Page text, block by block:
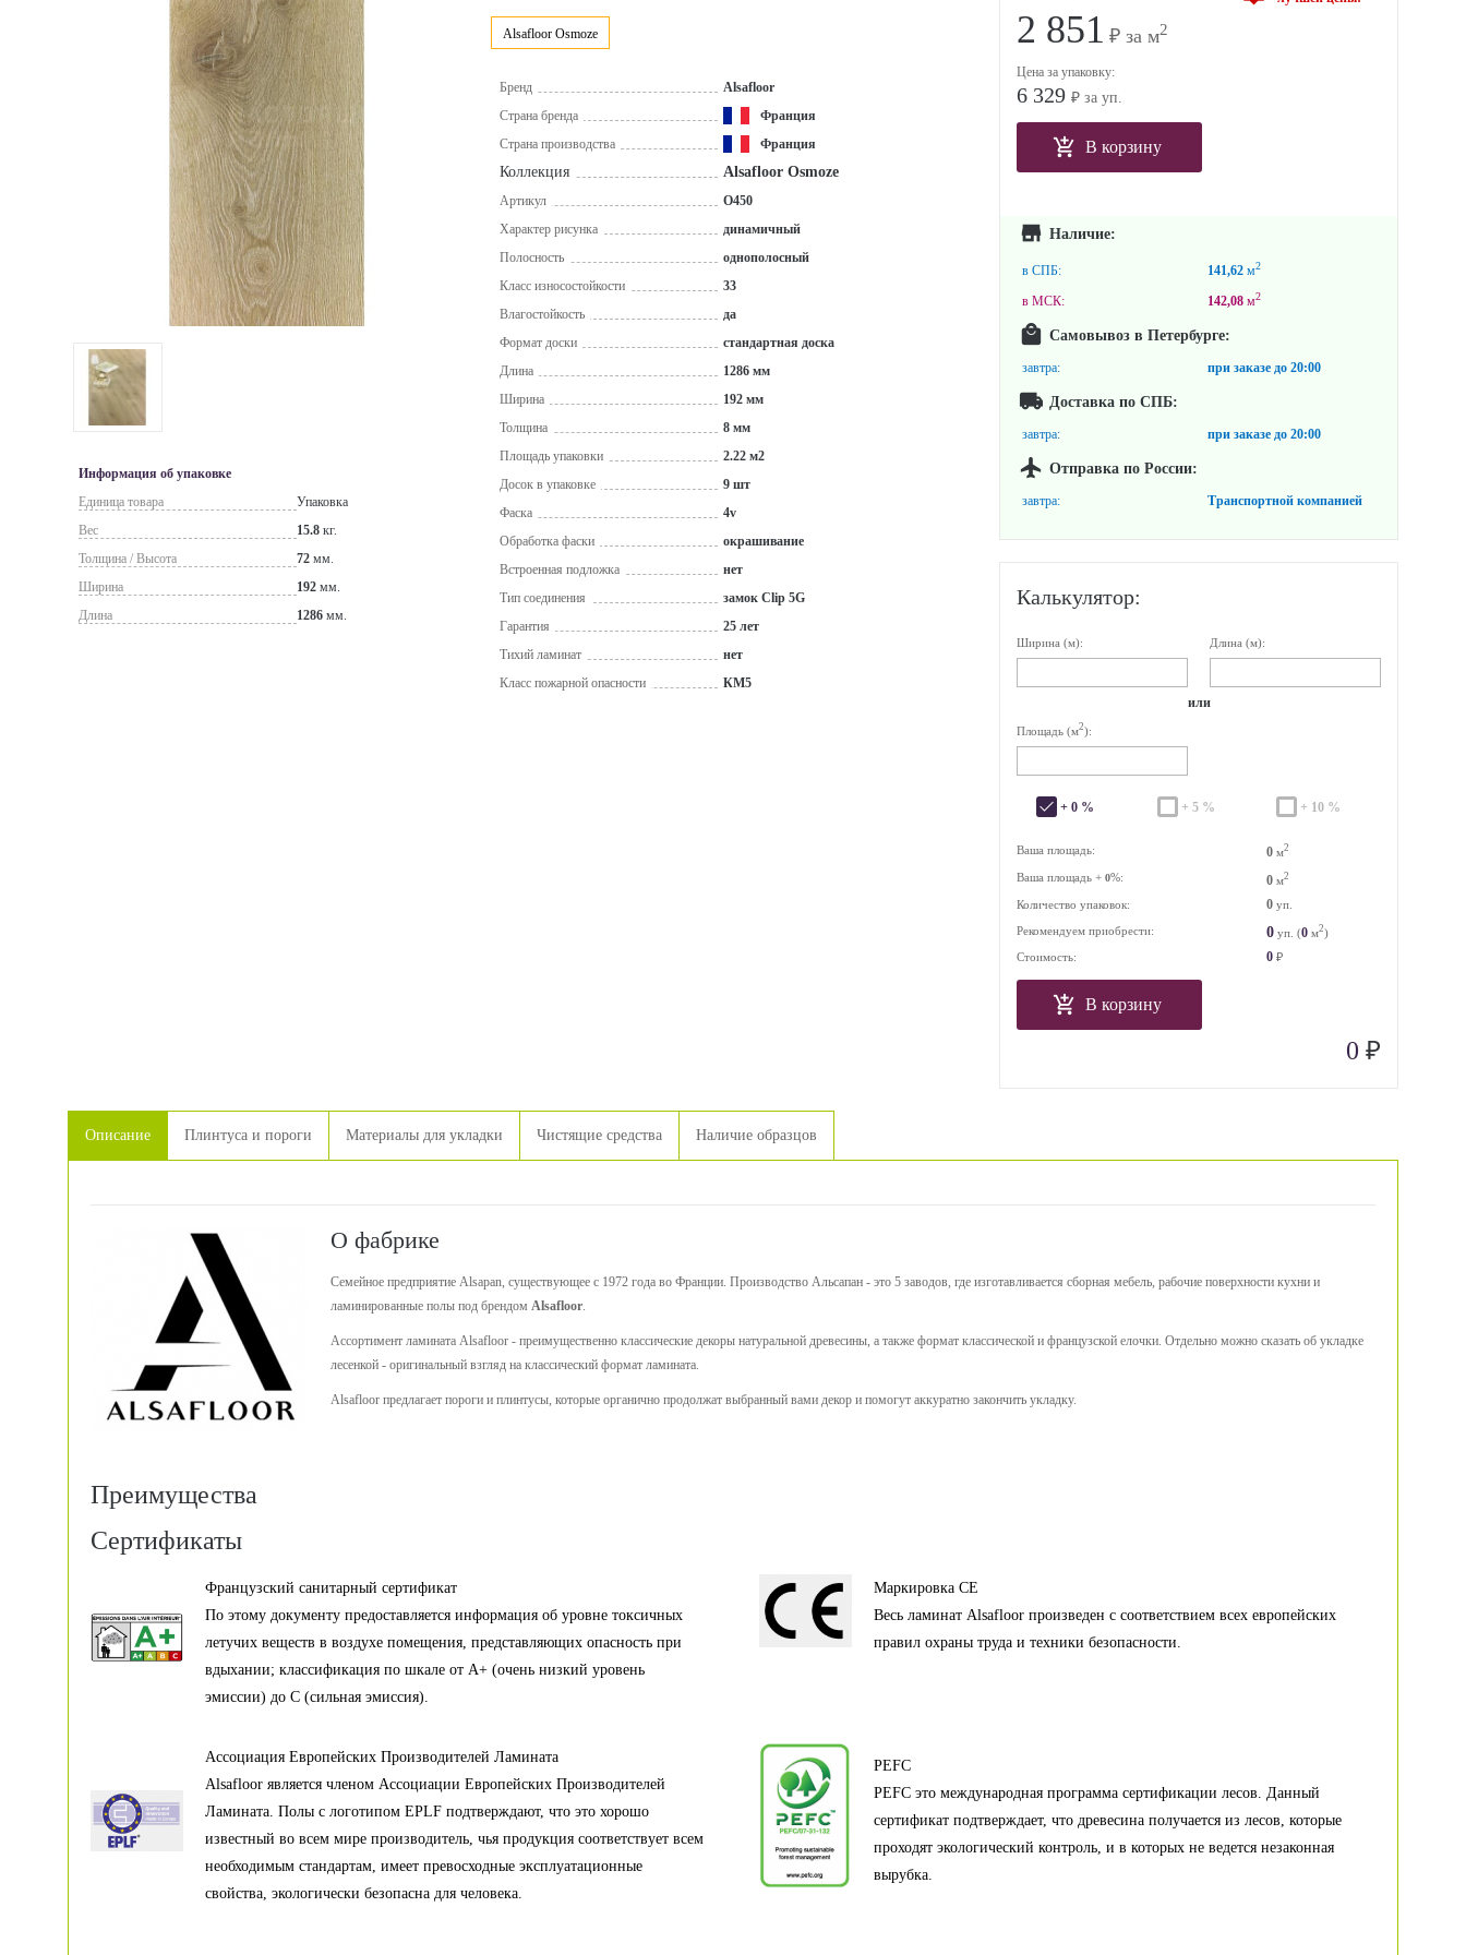
Информация об упаковке
Единица товара
Упаковка
Вес
15.8 кг.
Толщина / Высота
72 мм.
Ширина
192 мм.
Длина
1286 мм.
Alsafloor Osmoze
Бренд
Alsafloor
Страна бренда
Франция
Страна производства
Франция
Коллекция Alsafloor Osmoze
Артикул
O450
Характер рисунка
динамичный
Полосность
однополосный
Класс износостойкости
33
Влагостойкость
да
Формат доски
стандартная доска
Длина
1286 мм
Ширина
192 мм
Толщина
8 мм
Площадь упаковки
2.22 м2
Досок в упаковке
9 шт
Фаска
4v
Обработка фаски
окрашивание
Встроенная подложка
нет
Тип соединения
замок Clip 5G
Гарантия
25 лет
Тихий ламинат
нет
Класс пожарной опасности
КМ5
2 851 ₽ за м2
Цена за упаковку:
6 329 ₽ за уп.
В корзину
Наличие:
в СПБ: 141,62 м2
в МСК: 142,08 м2
Самовывоз в Петербурге:
завтра: при заказе до 20:00
Доставка по СПБ:
завтра: при заказе до 20:00
Отправка по России:
завтра: Транспортной компанией
Калькулятор:
Ширина (м): Длина (м):
или
Площадь (м2):
+ 0 % + 5 % + 10 %
Ваша площадь: 0 м2
Ваша площадь + 0%: 0 м2
Количество упаковок: 0 уп.
Рекомендуем приобрести:
0 уп. (0 м2)
Стоимость:
0 ₽
В корзину
0 ₽
Описание Плинтуса и пороги Материалы для укладки Чистящие средства Наличие образцов
О фабрике
Семейное предприятие Alsapan, существующее с 1972 года во Франции. Производство Альсапан - это 5 заводов, где изготавливается сборная мебель, рабочие поверхности кухни и
ламинированные полы под брендом Alsafloor.
Ассортимент ламината Alsafloor - преимущественно классические декоры натуральной древесины, а также формат классической и французской елочки. Отдельно можно сказать об укладке
лесенкой - оригинальный взгляд на классический формат ламината.
Alsafloor предлагает пороги и плинтусы, которые органично продолжат выбранный вами декор и помогут аккуратно закончить укладку.
Преимущества
Сертификаты
Французский санитарный сертификат
По этому документу предоставляется информация об уровне токсичных
летучих веществ в воздухе помещения, представляющих опасность при
вдыхании; классификация по шкале от А+ (очень низкий уровень
эмиссии) до С (сильная эмиссия).
Маркировка CE
Весь ламинат Alsafloor произведен с соответствием всех европейских
правил охраны труда и техники безопасности.
PEFC
PEFC это международная программа сертификации лесов. Данный
сертификат подтверждает, что древесина получается из лесов, которые
проходят экологический контроль, и в которых не ведется незаконная
вырубка.
Ассоциация Европейских Производителей Ламината
Alsafloor является членом Ассоциации Европейских Производителей
Ламината. Полы с логотипом EPLF подтверждают, что это хорошо
известный во всем мире производитель, чья продукция соответствует всем
необходимым стандартам, имеет превосходные эксплуатационные
свойства, экологически безопасна для человека.